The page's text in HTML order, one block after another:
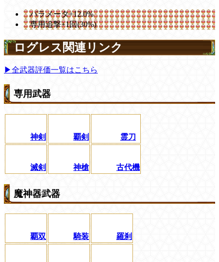
パラメータ+12.0%
専用追撃+1回(30%)
ログレス関連リンク
▶全武器評価一覧はこちら
専用武器
神剣 覇剣 霊刀
滅剣 神槍 古代機
魔神器武器
覇双 騎装 羅刹